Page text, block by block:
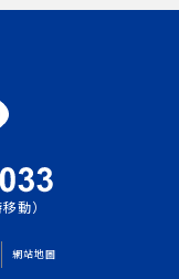
動）
網站地圖